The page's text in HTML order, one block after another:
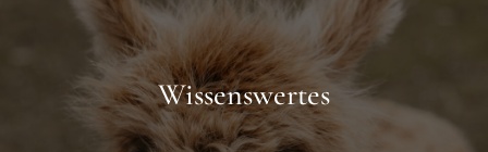
Wissenswertes